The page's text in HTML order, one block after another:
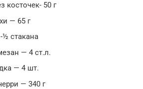
косточек- 50 г
— 65 г
½ стакана
— 4 ст.л.
— 4 шт.
— 340 г